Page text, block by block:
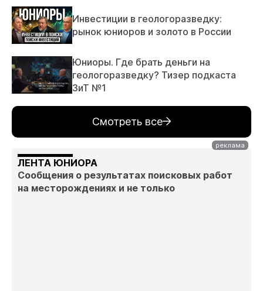
Инвестиции в геологоразведку:
рынок юниоров и золото в России
Юниоры. Где брать деньги на
геологоразведку? Тизер подкаста
ЗиТ №1
Смотреть все
ЛЕНТА ЮНИОРА
Сообщения о результатах поисковых работ
на месторождениях и не только